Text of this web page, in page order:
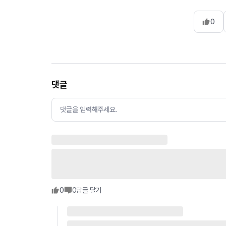
0
댓글
댓글을 입력해주세요.
0 0답글 달기